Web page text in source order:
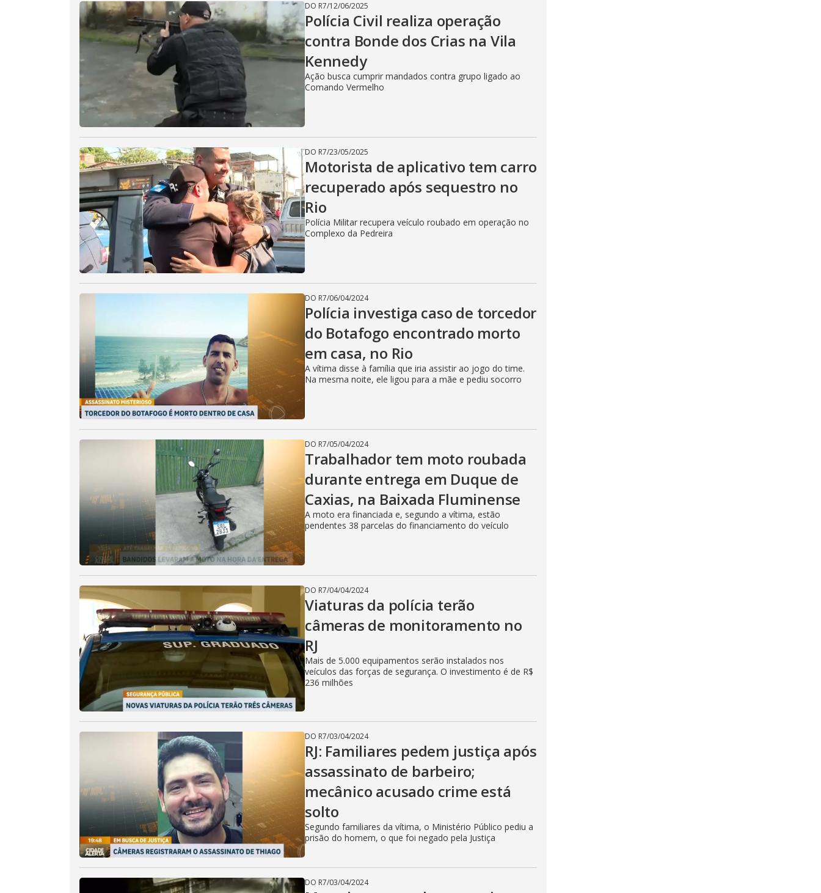
DO R7/12/06/2025
Polícia Civil realiza operação
contra Bonde dos Crias na Vila
Kennedy
Ação busca cumprir mandados contra grupo ligado ao
Comando Vermelho
DO R7/23/05/2025
Motorista de aplicativo tem carro
recuperado após sequestro no
Rio
Polícia Militar recupera veículo roubado em operação no
Complexo da Pedreira
DO R7/06/04/2024
Polícia investiga caso de torcedor
do Botafogo encontrado morto
em casa, no Rio
A vítima disse à família que iria assistir ao jogo do time.
Na mesma noite, ele ligou para a mãe e pediu socorro
DO R7/05/04/2024
Trabalhador tem moto roubada
durante entrega em Duque de
Caxias, na Baixada Fluminense
A moto era financiada e, segundo a vítima, estão
pendentes 38 parcelas do financiamento do veículo
DO R7/04/04/2024
Viaturas da polícia terão
câmeras de monitoramento no
RJ
Mais de 5.000 equipamentos serão instalados nos
veículos das forças de segurança. O investimento é de R$
236 milhões
DO R7/03/04/2024
RJ: Familiares pedem justiça após
assassinato de barbeiro;
mecânico acusado crime está
solto
Segundo familiares da vítima, o Ministério Público pediu a
prisão do homem, o que foi negado pela Justiça
DO R7/03/04/2024